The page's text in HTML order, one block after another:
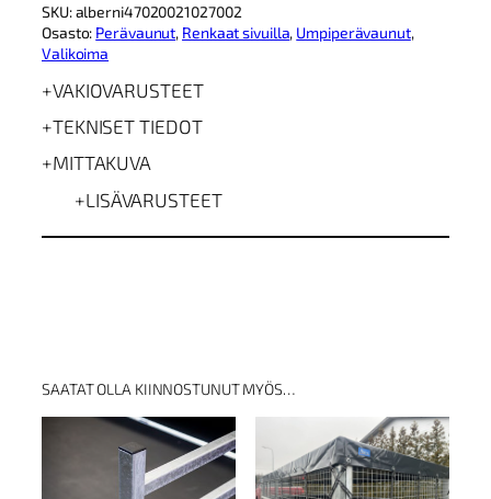
4
7
0
0
2
1
0
ä
SKU:alberni47020021027002
Osasto: Perävaunut, Renkaat sivuilla, Umpiperävaunut,
Valikoima
VAKIOVARUSTEET
TEKNISET TIEDOT
MITTAKUVA
LISÄVARUSTEET
SAATAT OLLA KIINNOSTUNUT MYÖS…